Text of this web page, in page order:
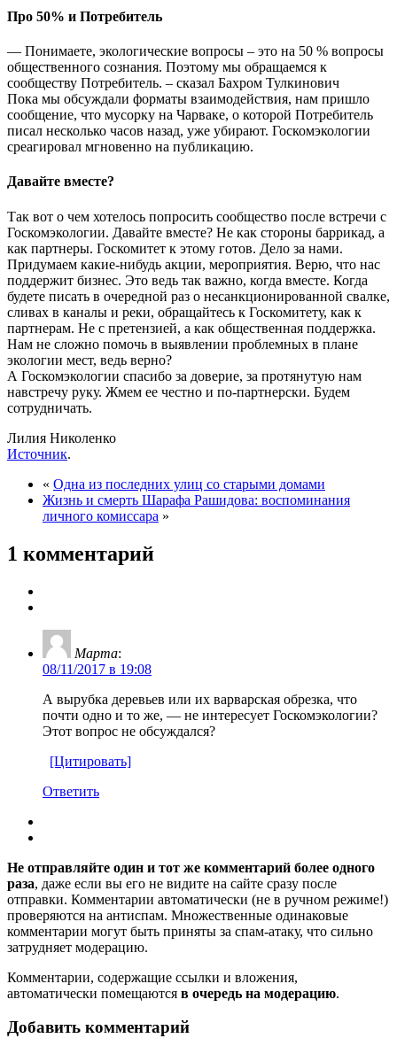
Про 50% и Потребитель
— Понимаете, экологические вопросы – это на 50 % вопросы
общественного сознания. Поэтому мы обращаемся к
сообществу Потребитель. – сказал Бахром Тулкинович
Пока мы обсуждали форматы взаимодействия, нам пришло
сообщение, что мусорку на Чарваке, о которой Потребитель
писал несколько часов назад, уже убирают. Госкомэкологии
среагировал мгновенно на публикацию.
Давайте вместе?
Так вот о чем хотелось попросить сообщество после встречи с
Госкомэкологии. Давайте вместе? Не как стороны баррикад, а
как партнеры. Госкомитет к этому готов. Дело за нами.
Придумаем какие-нибудь акции, мероприятия. Верю, что нас
поддержит бизнес. Это ведь так важно, когда вместе. Когда
будете писать в очередной раз о несанкционированной свалке,
сливах в каналы и реки, обращайтесь к Госкомитету, как к
партнерам. Не с претензией, а как общественная поддержка.
Нам не сложно помочь в выявлении проблемных в плане
экологии мест, ведь верно?
А Госкомэкологии спасибо за доверие, за протянутую нам
навстречу руку. Жмем ее честно и по-партнерски. Будем
сотрудничать.
Лилия Николенко
Источник.
« Одна из последних улиц со старыми домами
Жизнь и смерть Шарафа Рашидова: воспоминания
личного комиссара »
1 комментарий
Марта:
08/11/2017 в 19:08
А вырубка деревьев или их варварская обрезка, что
почти одно и то же, — не интересует Госкомэкологии?
Этот вопрос не обсуждался?
[Цитировать]
Ответить
Не отправляйте один и тот же комментарий более одного
раза, даже если вы его не видите на сайте сразу после
отправки. Комментарии автоматически (не в ручном режиме!)
проверяются на антиспам. Множественные одинаковые
комментарии могут быть приняты за спам-атаку, что сильно
затрудняет модерацию.
Комментарии, содержащие ссылки и вложения,
автоматически помещаются в очередь на модерацию.
Добавить комментарий